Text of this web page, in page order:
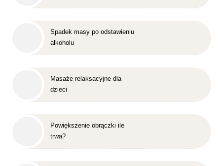
Spadek masy po odstawieniu
alkoholu
Masaże relaksacyjne dla
dzieci
Powiększenie obrączki ile
trwa?